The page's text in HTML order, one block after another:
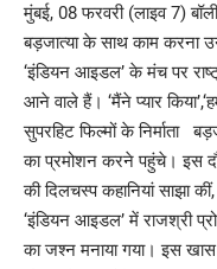
मुंबई, 08 फरवरी (लाइव 7)
बड़जात्या के साथ काम करना
‘इंडियन आइडल’ के मंच पर
आने वाले हैं। ‘मैंने प्यार
सुपरहिट फिल्मों के निर्माता
का प्रमोशन करने पहुंचे। इस
की दिलचस्प कहानियां साझा
‘इंडियन आइडल’ में राजश्री
का जश्न मनाया गया। इस